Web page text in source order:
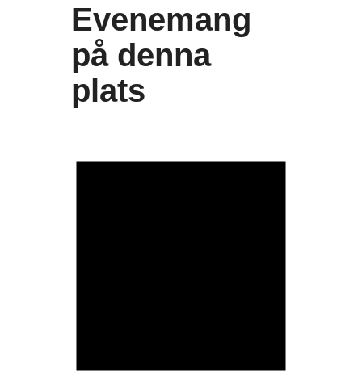
Evenemang
på denna
plats